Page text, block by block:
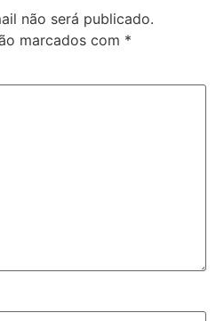
não será publicado.
marcados com *